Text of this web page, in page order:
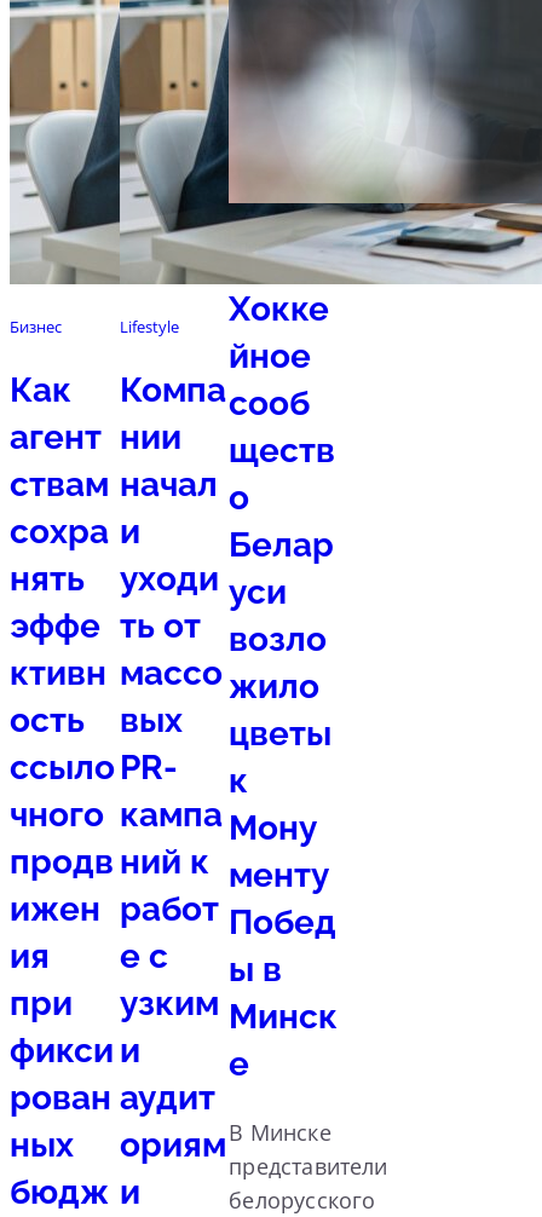
Бизнес
Как
агент
ствам
сохра
нять
эффе
ктивн
ость
ссыло
чного
продв
ижен
ия
при
фикси
рован
ных
бюдж
Lifestyle
Компа
нии
начал
и
уходи
ть от
массо
вых
PR-
кампа
ний к
работ
е с
узким
и
аудит
ориям
и
Спорт
Хокке
йное
сооб
ществ
о
Белар
уси
возло
жило
цветы
к
Мону
менту
Побед
ы в
Минск
е
В Минске
представители
белорусского